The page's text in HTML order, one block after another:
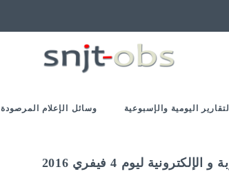
التقارير اليومية والإسبوعية وسائل الإعلام المرصودة
ليوم 4 فيفري 2016